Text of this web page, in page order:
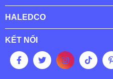
HALEDCO
KẾT NỐI